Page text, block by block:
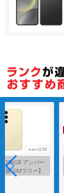
nanoSIM
256GB アンバー
版 SIMフリー】